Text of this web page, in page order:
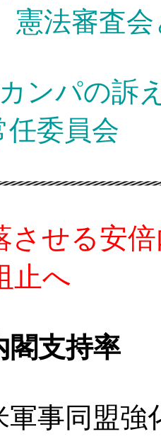
審査会
ンパの
任委員会
させる安
止へ
閣支持率
軍事同盟